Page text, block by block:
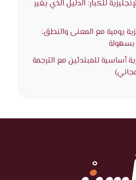
للكبار: الدليل الذي يغير
يومية مع المعنى والنطق:
أساسية للمبتدئين مع الترجمة